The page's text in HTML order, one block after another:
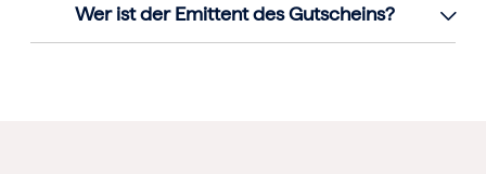
Wer ist der Emittent des Gutscheins?